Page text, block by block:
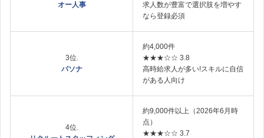
オー人事
求人数が豊富で選択肢を増やす
なら登録必須
3位.
パソナ
約4,000件
★★★☆☆ 3.8
高時給求人が多い!スキルに自信
がある人向け
4位.
約9,000件以上（2026年6月時
点）
★★★☆☆ 3.7